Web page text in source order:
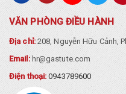
VĂN PHÒNG ĐIỀU HÀNH
Địa chỉ:208, Nguyễn Hữu Cảnh,
Email: hr@gastute.com
Điện thoại:0943789600